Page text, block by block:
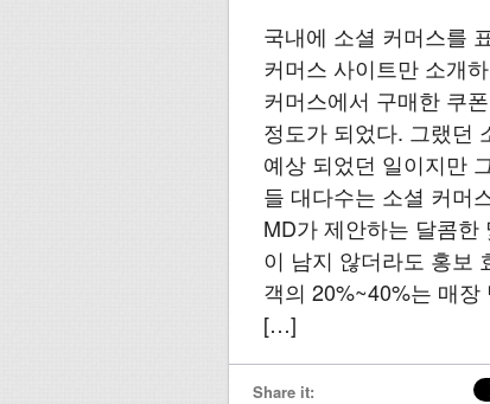
국내에 소셜 커머스를
커머스 사이트만 소개
커머스에서 구매한 쿠
정도가 되었다. 그랬던
예상 되었던 일이지만
들 대다수는 소셜 커머
MD가 제안하는 달콤
이 남지 않더라도 홍보
객의 20%~40%는 매
[…]
Share it: